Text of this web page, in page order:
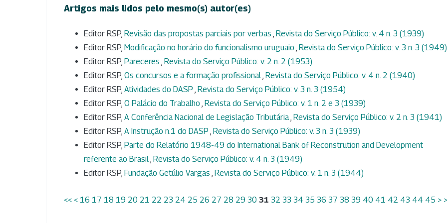
Artigos mais lidos pelo mesmo(s) autor(es)
Editor RSP, Revisão das propostas parciais por verbas , Revista do Serviço Público: v. 4 n. 3 (1939)
Editor RSP, Modificação no horário do funcionalismo uruguaio , Revista do Serviço Público: v. 3 n. 3 (1949)
Editor RSP, Pareceres , Revista do Serviço Público: v. 2 n. 2 (1953)
Editor RSP, Os concursos e a formação profissional, Revista do Serviço Público: v. 4 n. 2 (1940)
Editor RSP, Atividades do DASP , Revista do Serviço Público: v. 3 n. 3 (1954)
Editor RSP, O Palácio do Trabalho , Revista do Serviço Público: v. 1 n. 2 e 3 (1939)
Editor RSP, A Conferência Nacional de Legislação Tributária, Revista do Serviço Público: v. 2 n. 3 (1941)
Editor RSP, A Instrução n.1 do DASP , Revista do Serviço Público: v. 3 n. 3 (1939)
Editor RSP, Parte do Relatório 1948-49 do International Bank of Reconstrution and Development
referente ao Brasil, Revista do Serviço Público: v. 4 n. 3 (1949)
Editor RSP, Fundação Getúlio Vargas , Revista do Serviço Público: v. 1 n. 3 (1944)
<< < 16 17 18 19 20 21 22 23 24 25 26 27 28 29 30 31 32 33 34 35 36 37 38 39 40 41 42 43 44 45 >